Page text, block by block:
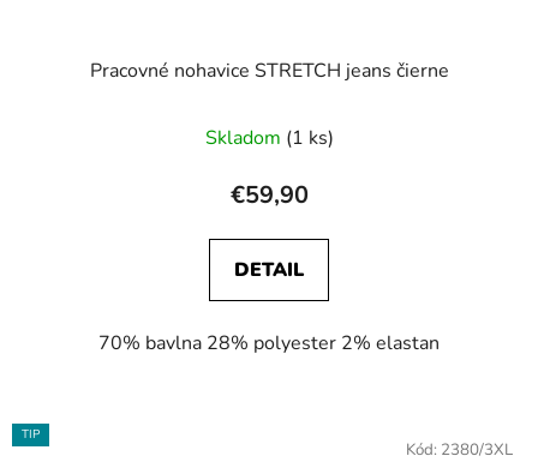
Pracovné nohavice STRETCH jeans čierne
Skladom (1 ks)
€59,90
DETAIL
70% bavlna 28% polyester 2% elastan
TIP
Kód: 2380/3XL